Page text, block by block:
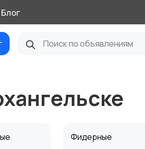
Блог
Фидерные